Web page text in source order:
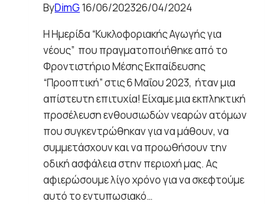
ByDimG 16/06/202326/04/2024
Η Ημερίδα “Κυκλοφοριακής Αγωγής για
νέους” που πραγματοποιήθηκε από το
Φροντιστήριο Μέσης Εκπαίδευσης
“Προοπτική” στις 6 Μαΐου 2023, ήταν μια
απίστευτη επιτυχία! Είχαμε μια εκπληκτική
προσέλευση ενθουσιωδών νεαρών ατόμων
που συγκεντρώθηκαν για να μάθουν, να
συμμετάσχουν και να προωθήσουν την
οδική ασφάλεια στην περιοχή μας. Ας
αφιερώσουμε λίγο χρόνο για να σκεφτούμε
αυτό το εντυπωσιακό…